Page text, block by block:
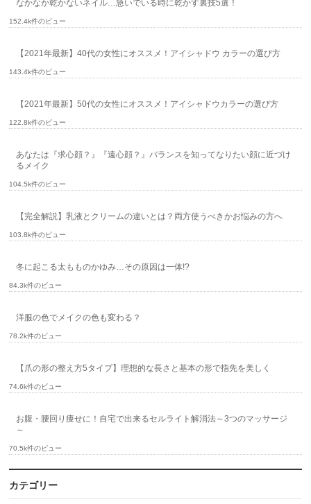
なかなか乾かないネイル…急いでいる時に乾かす裏技5選！
152.4k件のビュー
【2021年最新】40代の女性にオススメ！アイシャドウ カラーの選び方
143.4k件のビュー
【2021年最新】50代の女性にオススメ！アイシャドウカラーの選び方
122.8k件のビュー
あなたは『求心顔？』『遠心顔？』バランスを知ってなりたい顔に近づけ
るメイク
104.5k件のビュー
【完全解説】乳液とクリームの違いとは？両方使うべきかお悩みの方へ
103.8k件のビュー
冬に起こる太もものかゆみ…その原因は一体!?
84.3k件のビュー
洋服の色でメイクの色も変わる？
78.2k件のビュー
【爪の形の整え方5タイプ】理想的な長さと基本の形で指先を美しく
74.6k件のビュー
お腹・腰回り痩せに！自宅で出来るセルライト解消法～3つのマッサージ
～
70.5k件のビュー
カテゴリー